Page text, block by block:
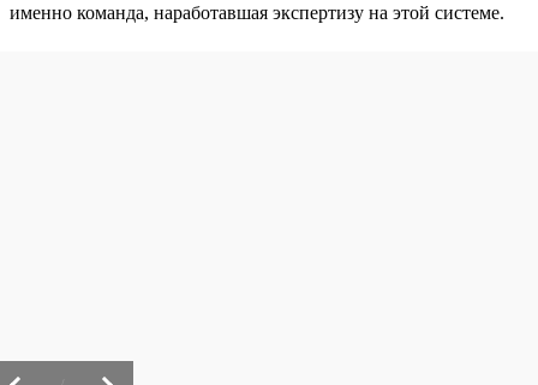
именно команда, наработавшая экспертизу на этой системе.